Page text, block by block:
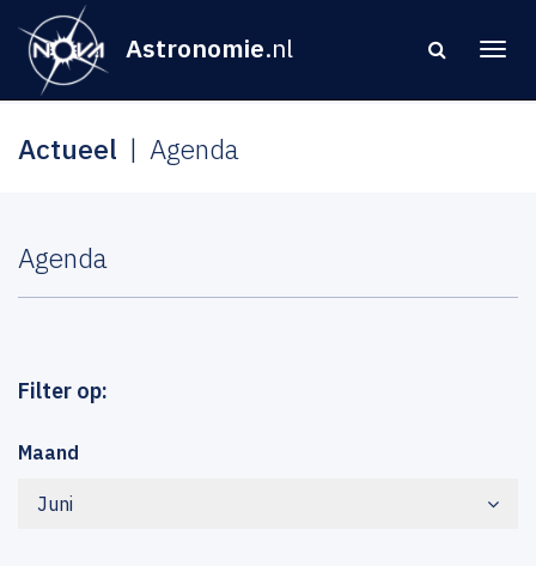
Astronomie.nl
Actueel Agenda
Agenda
Filter op:
Maand
Juni